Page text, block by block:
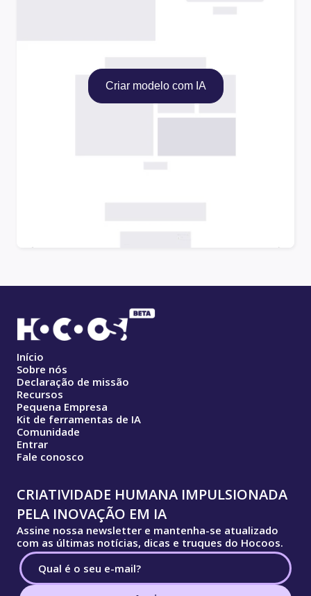
Criar modelo com IA
Início
Sobre nós
Declaração de missão
Recursos
Pequena Empresa
Kit de ferramentas de IA
Comunidade
Entrar
Fale conosco
CRIATIVIDADE HUMANA IMPULSIONADA
PELA INOVAÇÃO EM IA
Assine nossa newsletter e mantenha-se atualizado
com as últimas notícias, dicas e truques do Hocoos.